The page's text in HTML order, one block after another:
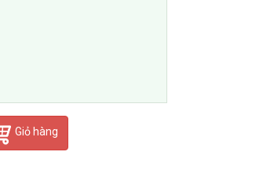
Giỏ hàng